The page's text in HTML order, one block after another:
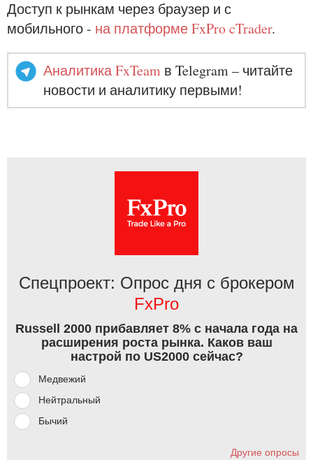
Доступ к рынкам через браузер и с
мобильного - на платформе FxPro cTrader.
Аналитика FxTeam в Telegram – читайте
новости и аналитику первыми!
Спецпроект: Опрос дня с брокером
FxPro
Russell 2000 прибавляет 8% с начала года на
расширения роста рынка. Каков ваш
настрой по US2000 сейчас?
Медвежий
Нейтральный
Бычий
Другие опросы